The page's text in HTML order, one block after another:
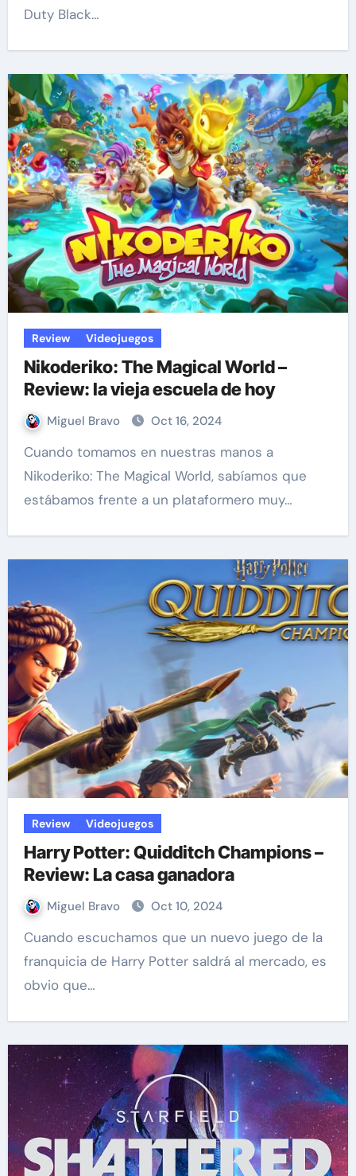
Duty Black…
Review Videojuegos
Nikoderiko: The Magical World –
Review: la vieja escuela de hoy
Miguel Bravo Oct 16, 2024
Cuando tomamos en nuestras manos a
Nikoderiko: The Magical World, sabíamos que
estábamos frente a un plataformero muy…
Review Videojuegos
Harry Potter: Quidditch Champions –
Review: La casa ganadora
Miguel Bravo Oct 10, 2024
Cuando escuchamos que un nuevo juego de la
franquicia de Harry Potter saldrá al mercado, es
obvio que…